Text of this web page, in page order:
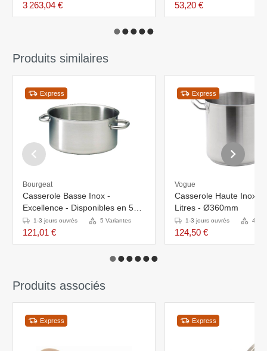
DTV
3 263,04 €
En 6 Tailles
53,20 €
Produits similaires
Express
Bourgeat
Casserole Basse Inox -
Excellence - Disponibles en 5
Tailles1-3 jours ouvrés 5 Variantes
121,01 €
Express
Vogue
Casserole Haute Inox -
Litres - Ø360mm
1-3 jours ouvrés 4
124,50 €
Produits associés
Express Express